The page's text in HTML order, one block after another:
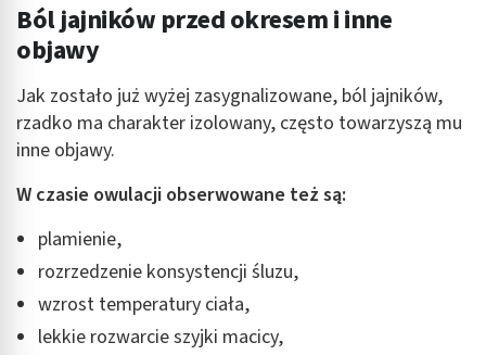
Ból jajników przed okresem i inne
objawy
Jak zostało już wyżej zasygnalizowane, ból jajników,
rzadko ma charakter izolowany, często towarzyszą mu
inne objawy.
W czasie owulacji obserwowane też są:
plamienie,
rozrzedzenie konsystencji śluzu,
wzrost temperatury ciała,
lekkie rozwarcie szyjki macicy,